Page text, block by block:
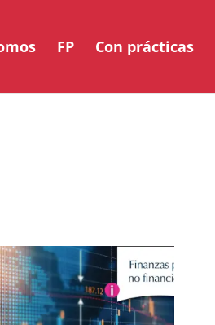
FP Con prácticas